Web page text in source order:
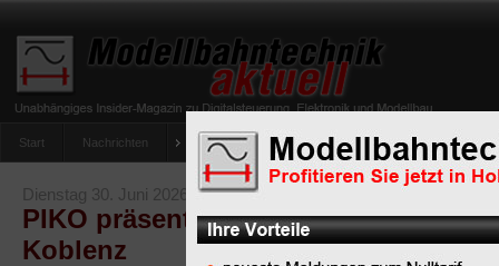
Start Nachrichten Tipps Newsletter Archiv Magazin
umfrage-viessmann-multiprotokoll-lichtdecoder
Dienstag 30. Juni 2026
PIKO präsentiert die neue BR 119 im
Koblenz